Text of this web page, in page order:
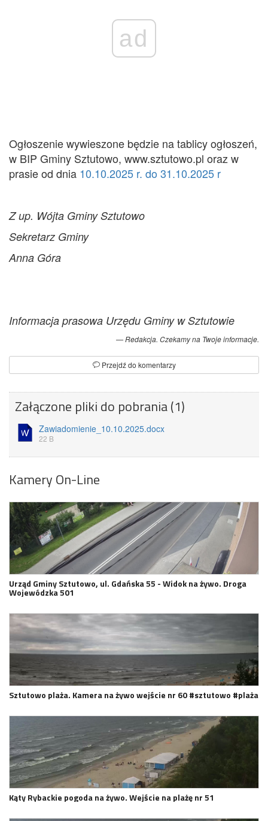
ad
Ogłoszenie wywieszone będzie na tablicy ogłoszeń,
w BIP Gminy Sztutowo, www.sztutowo.pl oraz w
prasie od dnia 10.10.2025 r. do 31.10.2025 r
Z up. Wójta Gminy Sztutowo
Sekretarz Gminy
Anna Góra
Informacja prasowa Urzędu Gminy w Sztutowie
Redakcja. Czekamy na Twoje informacje.
Przejdź do komentarzy
Załączone pliki do pobrania (1)
Zawiadomienie_10.10.2025.docx
22 B
Kamery On-Line
Urząd Gminy Sztutowo, ul. Gdańska 55 - Widok na żywo. Droga
Wojewódzka 501
Sztutowo plaża. Kamera na żywo wejście nr 60 #sztutowo #plaża
Kąty Rybackie pogoda na żywo. Wejście na plażę nr 51